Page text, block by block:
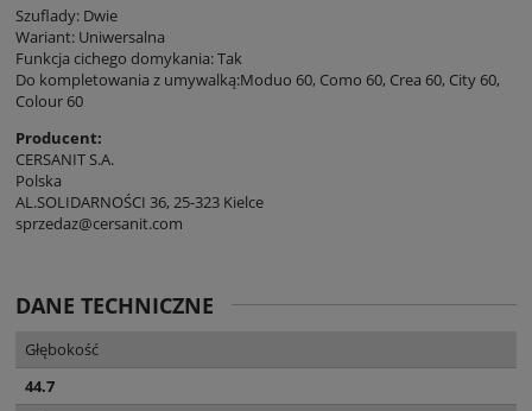
Szuflady: Dwie
Wariant: Uniwersalna
Funkcja cichego domykania: Tak
Do kompletowania z umywalką:Moduo 60, Como 60, Crea 60, City 60,
Colour 60
Producent:
CERSANIT S.A.
Polska
AL.SOLIDARNOŚCI 36, 25-323 Kielce
sprzedaz@cersanit.com
DANE TECHNICZNE
Głębokość
44.7